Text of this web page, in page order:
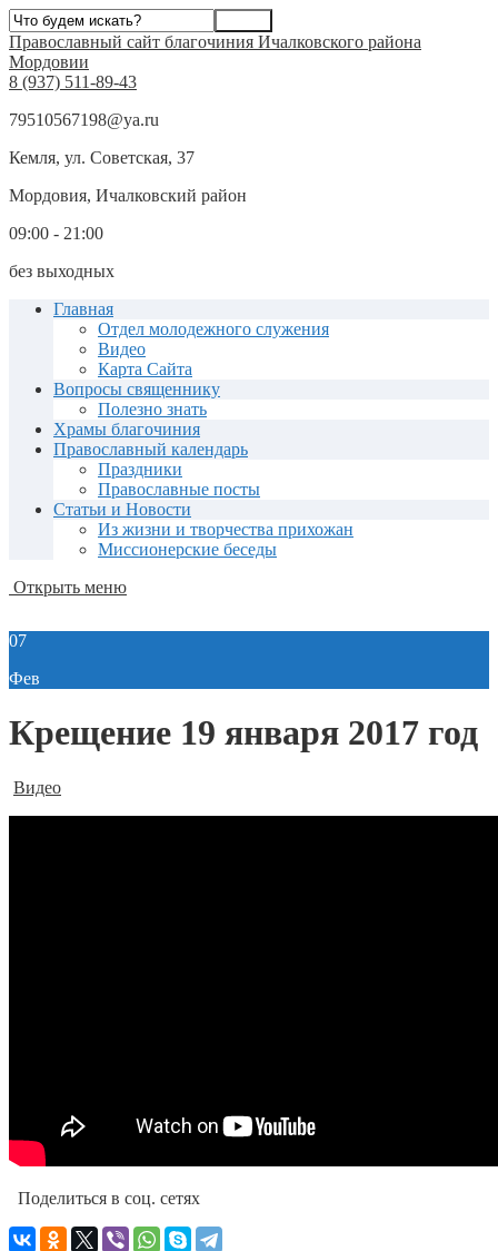
Православный сайт благочиния Ичалковского района
Мордовии
8 (937) 511-89-43
79510567198@ya.ru
Кемля, ул. Советская, 37
Мордовия, Ичалковский район
09:00 - 21:00
без выходных
Главная
Отдел молодежного служения
Видео
Карта Сайта
Вопросы священнику
Полезно знать
Храмы благочиния
Православный календарь
Праздники
Православные посты
Статьи и Новости
Из жизни и творчества прихожан
Миссионерские беседы
Открыть меню
07
Фев
Крещение 19 января 2017 год
Видео
Поделиться в соц. сетях